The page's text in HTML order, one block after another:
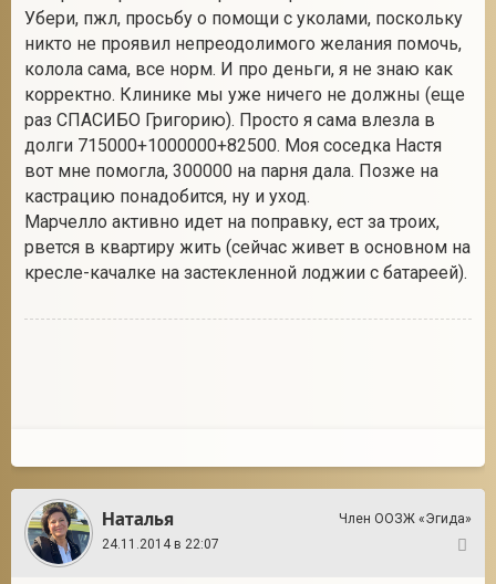
Убери, пжл, просьбу о помощи с уколами, поскольку
никто не проявил непреодолимого желания помочь,
колола сама, все норм. И про деньги, я не знаю как
корректно. Клинике мы уже ничего не должны (еще
раз СПАСИБО Григорию). Просто я сама влезла в
долги 715000+1000000+82500. Моя соседка Настя
вот мне помогла, 300000 на парня дала. Позже на
кастрацию понадобится, ну и уход.
Марчелло активно идет на поправку, ест за троих,
рвется в квартиру жить (сейчас живет в основном на
кресле-качалке на застекленной лоджии с батареей).
Наталья
Член ООЗЖ «Эгида»
24.11.2014 в 22:07